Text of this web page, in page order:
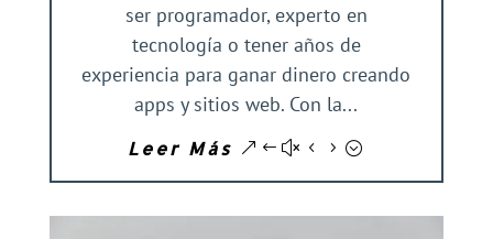
ser programador, experto en
tecnología o tener años de
experiencia para ganar dinero creando
apps y sitios web. Con la...
Leer Más